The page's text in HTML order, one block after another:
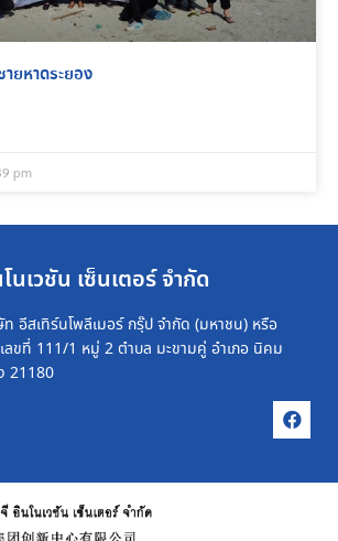
ยหาดระยอง
pm
เวชัน เซ็นเตอร์ จำกัด
อีสเทิร์นโพลีเมอร์ กรุ๊ป จำกัด (มหาชน) หรือ
ลขที่ 111/1 หมู่ 2 ตำบล มะขามคู่ อำเภอ นิคม
21180